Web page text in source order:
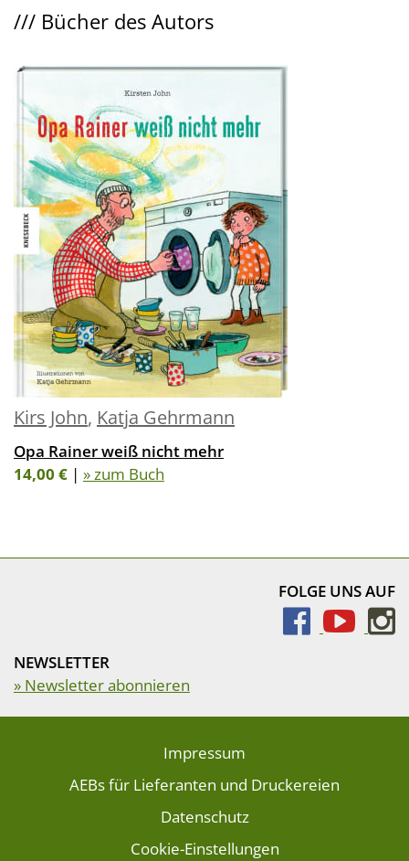
/// Bücher des Autors
Kirs John, Katja Gehrmann
Opa Rainer weiß nicht mehr
14,00 € | » zum Buch
FOLGE UNS AUF
NEWSLETTER
» Newsletter abonnieren
Impressum
AEBs für Lieferanten und Druckereien
Datenschutz
Cookie-Einstellungen